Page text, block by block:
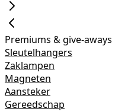
Premiums & give-aways
Sleutelhangers
Zaklampen
Magneten
Aansteker
Gereedschap